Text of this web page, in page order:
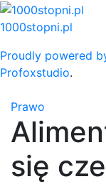
Skip
to
1000stopni.pl
Proudly powered
Profoxstudio.
Prawo
się